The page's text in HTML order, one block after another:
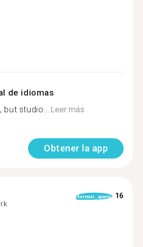
de idiomas
but studio...Leer más
Obtener la app
format_quote 16